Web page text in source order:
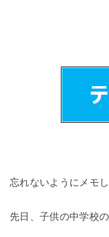
忘れないようにメモし
先日、子供の中学校